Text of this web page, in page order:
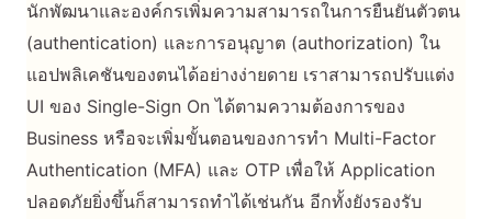
นักพัฒนาและองค์กรเพิ่มความสามารถในการยืนยันตัวตน
(authentication) และการอนุญาต (authorization) ใน
แอปพลิเคชันของตนได้อย่างง่ายดาย เราสามารถปรับแต่ง
UI ของ Single-Sign On ได้ตามความต้องการของ
Business หรือจะเพิ่มขั้นตอนของการทำ Multi-Factor
Authentication (MFA) และ OTP เพื่อให้ Application
ปลอดภัยยิ่งขึ้นก็สามารถทำได้เช่นกัน อีกทั้งยังรองรับ